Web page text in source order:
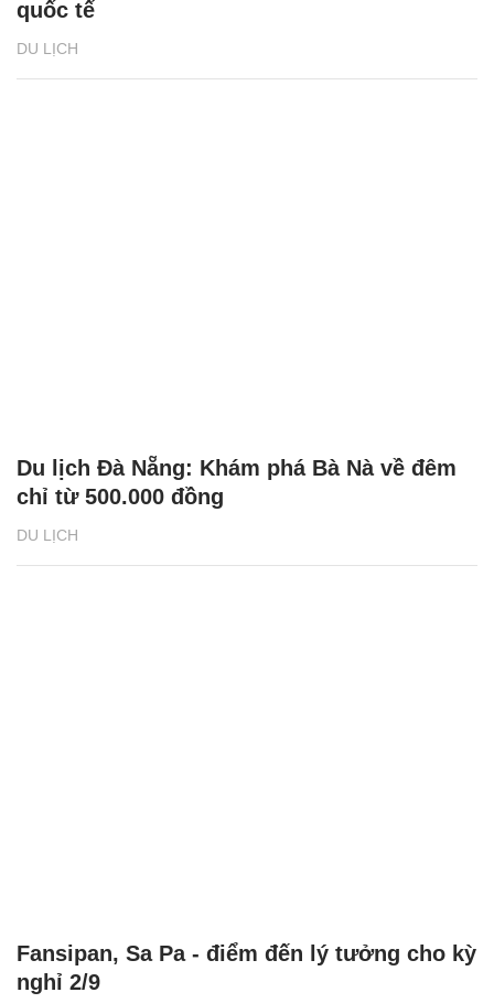
DU LỊCH
quốc tế
DU LỊCH
Du lịch Đà Nẵng: Khám phá Bà Nà về đêm
chỉ từ 500.000 đồng
Fansipan, Sa Pa - điểm đến lý tưởng cho kỳ
nghỉ 2/9